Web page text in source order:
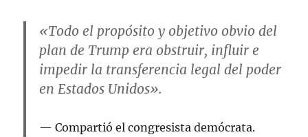
«Todo el propósito y objetivo obvio del
plan de Trump era obstruir, influir e
impedir la transferencia legal del poder
en Estados Unidos».
Compartió el congresista demócrata.